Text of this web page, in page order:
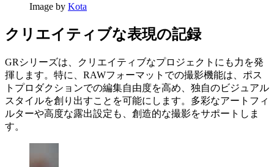
Image by Kota
クリエイティブな表現の記録
GRシリーズは、クリエイティブなプロジェクトにも力を発
揮します。特に、RAWフォーマットでの撮影機能は、ポス
トプロダクションでの編集自由度を高め、独自のビジュアル
スタイルを創り出すことを可能にします。多彩なアートフィ
ルターや高度な露出設定も、創造的な撮影をサポートしま
す。